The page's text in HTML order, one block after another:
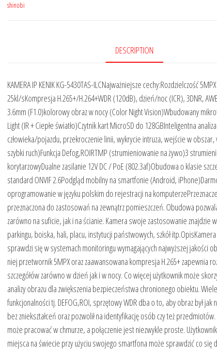
shinobi
DESCRIPTION
KAMERA IP KENIK KG-5430TAS-ILCNajważniejsze cechy:Rozdzielczość
25kl/sKompresja H.265+/H.264+WDR (120dB), dzień/noc (ICR), 3DNR,
3.6mm (F1.0)kolorowy obraz w nocy (Color Night Vision)Wbudowany
Light (IR + Ciepłe światło)Czytnik kart MicroSD do 128GBInteligentna
człowieka/pojazdu, przekroczenie linii, wykrycie intruza, wejście w
szybki ruch)Funkcja Defog,ROIRTMP (strumieniowanie na żywo)3
korytarzowyDualne zasilanie 12V DC / PoE (802.3af)Obudowa o klasie
standard ONVIF 2.6Podgląd mobilny na smartfonie (Android,
oprogramowanie w języku polskim do rejestracji na
przeznaczona do zastosowań na zewnątrz pomieszczeń. Obudowa
zarówno na suficie, jak i na ścianie. Kamera swoje zastosowanie znajdzie
parkingu, boiska, hali, placu, instytucji państwowych, szkół
sprawdzi się w systemach monitoringu wymagających najwyższej jakości
niej przetwornik 5MPX oraz zaawansowana kompresja H.265+ zapewnia
szczegółów zarówno w dzień jak i w nocy. Co więcej użytkownik może
analizy obrazu dla zwiększenia bezpieczeństwa chronionego obiektu.
funkcjonalności tj. DEFOG,ROI, sprzętowy WDR dba o to, aby obraz był jak
bez zniekształceń oraz pozwolił na identyfikację osób czy też
może pracować w chmurze, a połączenie jest niezwykle proste.
miejsca na świecie przy użyciu swojego smartfona może sprawdzić co się